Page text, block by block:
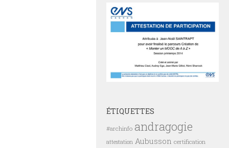
ÉTIQUETTES
#archinfo andragogie
attestation Aubusson certification